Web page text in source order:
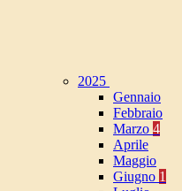
2025
Gennaio
Febbraio
Marzo 4
Aprile
Maggio
Giugno 1